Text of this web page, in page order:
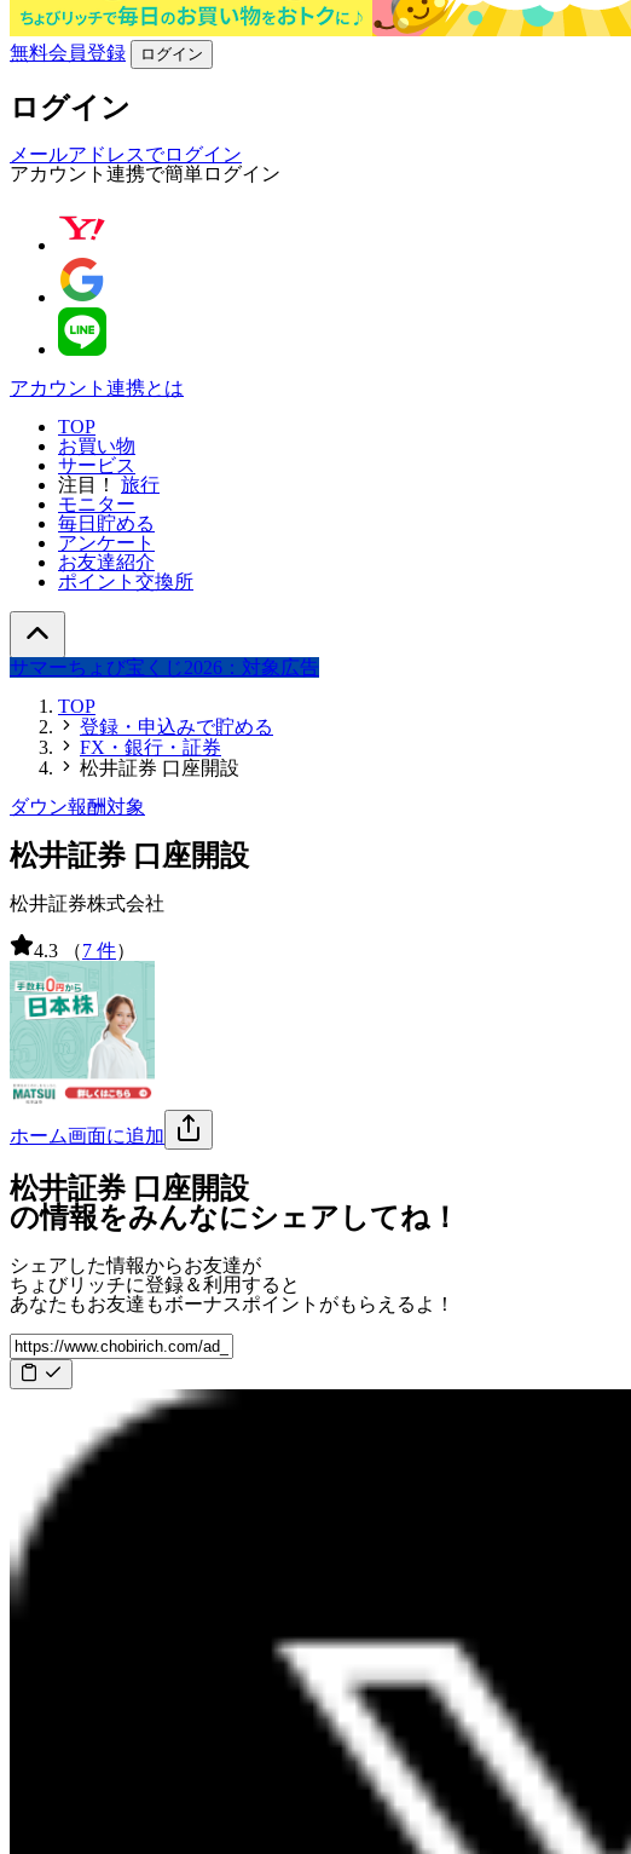
無料会員登録 ログイン
ログイン
メールアドレスでログイン
アカウント連携で簡単ログイン
アカウント連携とは
TOP
お買い物
サービス
注目！
旅行
モニター
毎日貯める
アンケート
お友達紹介
ポイント交換所
サマーちょび宝くじ2026：対象広告
TOP
登録・申込みで貯める
FX・銀行・証券
松井証券 口座開設
ダウン報酬対象
松井証券 口座開設
松井証券株式会社
4.3 （7 件）
ホーム画面に追加
松井証券 口座開設
の情報をみんなにシェアしてね！
シェアした情報からお友達が
ちょびリッチに登録＆利用すると
あなたもお友達もボーナスポイント がもらえるよ！